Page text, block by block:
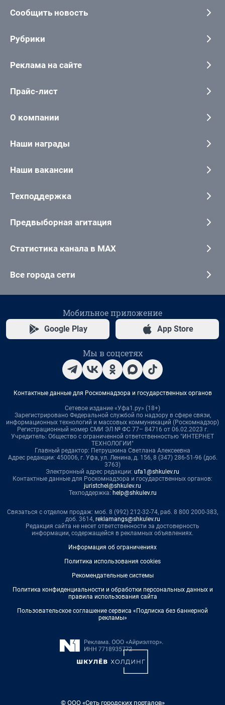
Сообщить новость
Рубрики
Реклама на сайте
Прайс-лист
О компании
Наши награды
Наши вакансии
Техподдержка
Предвыборная агитация
Статистика канала в MAX
Все города сети
Мобильное приложение
Google Play App Store
Мы в соцсетях
Контактные данные для Роскомнадзора и государственных органов
Сетевое издание «Уфа1.ру» (18+)
Зарегистрировано Федеральной службой по надзору в сфере связи,
информационных технологий и массовых коммуникаций (Роскомнадзор)
Регистрационный номер СМИ ЭЛ № ФС 77– 84716 от 06.02.2023 г.
Учредитель: Общество с ограниченной ответственностью "ИНТЕРНЕТ
ТЕХНОЛОГИИ"
Главный редактор: Петрушкина Светлана Алексеевна
Адрес редакции: 450006, г. Уфа, ул. Ленина, д. 156, 8 (347) 286-51-96 (доб.
3763)
Электронный адрес редакции: ufa1@shkulev.ru
Контактные данные для Роскомнадзора и государственных органов:
juristchel@shkulev.ru
Техподдержка: help@shkulev.ru
Связаться с отделом продаж: моб. 8 (992) 212-32-74, раб. 8 800 2000-383,
доб. 3614, reklamangs@shkulev.ru
Редакция сайта не несет ответственности за достоверность
информации, содержащейся в рекламных объявлениях.
Информация об ограничениях
Политика использования cookies
Рекомендательные системы
Политика конфиденциальности и обработки персональных данных и
правила использования сайта
Пользовательское соглашение сервиса «Подписка без баннерной
рекламы»
© ООО «Сеть городских порталов»